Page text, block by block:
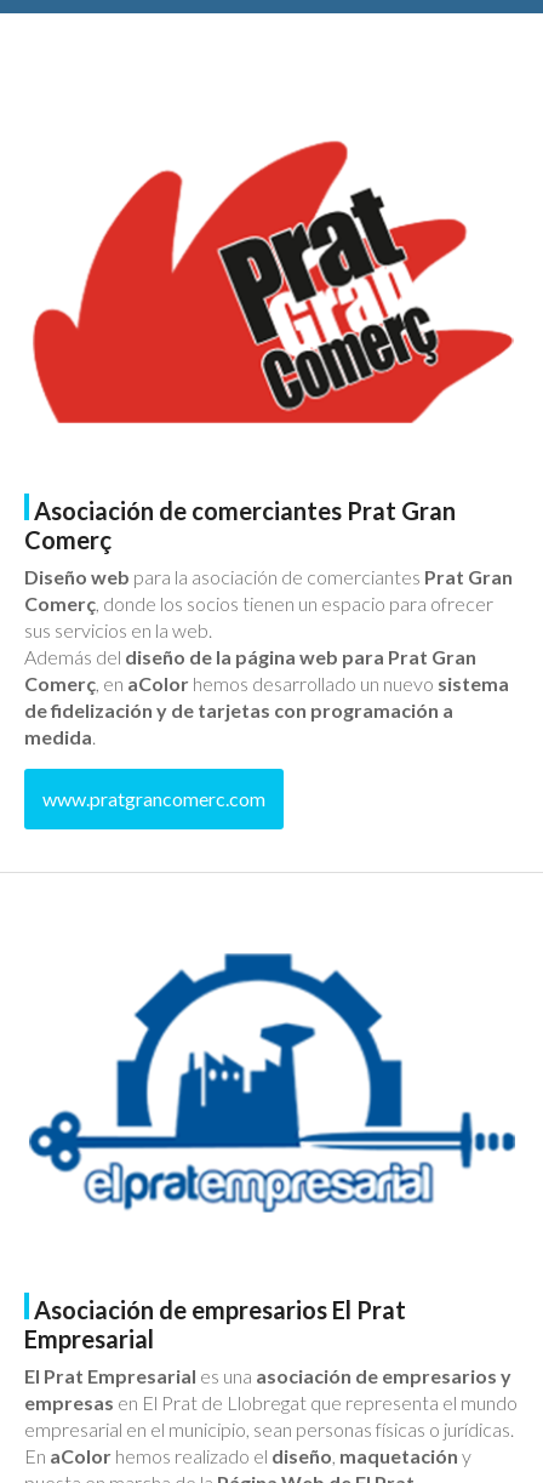
Asociación de comerciantes Prat Gran
Comerç
Diseño web para la asociación de comerciantes Prat Gran
Comerç, donde los socios tienen un espacio para ofrecer
sus servicios en la web.
Además del diseño de la página web para Prat Gran
Comerç, en aColor hemos desarrollado un nuevo sistema
de fidelización y de tarjetas con programación a
medida.
www.pratgrancomerc.com
Asociación de empresarios El Prat
Empresarial
El Prat Empresarial es una asociación de empresarios y
empresas en El Prat de Llobregat que representa el mundo
empresarial en el municipio, sean personas físicas o jurídicas.
En aColor hemos realizado el diseño, maquetación y